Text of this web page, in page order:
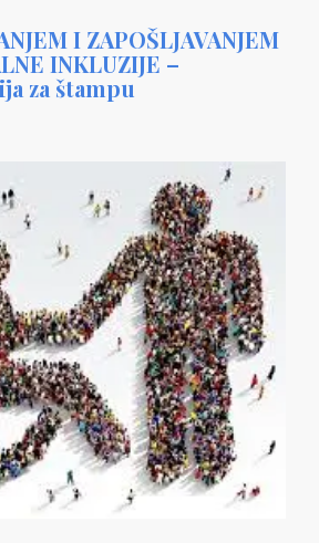
I ZAPOŠLJAVANJEM
INKLUZIJE –
za štampu